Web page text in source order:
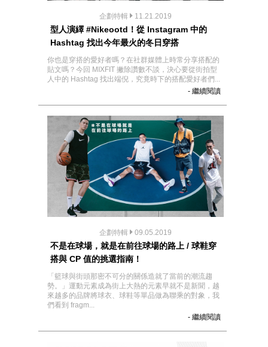
企劃特輯 11.21.2019
型人演繹 #Nikeootd！從 Instagram 中的
Hashtag 找出今年最火的冬日穿搭
你也是穿搭的愛好者嗎？在社群媒體上時常分享搭配的
貼文嗎？今回 MIXFIT 撇除讚數不談，決心要從街拍型
人中的 Hashtag 找出端倪，究竟時下的搭配愛好者們...
- 繼續閱讀
企劃特輯 09.05.2019
不是在球場，就是在前往球場的路上 / 球鞋穿
搭與 CP 值的挑選指南！
「籃球與街頭那密不可分的關係造就了當前的潮流趨
勢。」運動元素成為街上大熱的元素早就不是新聞，越
來越多的品牌將球衣、球鞋等單品做為聯乘的對象，我
們看到 fragm...
- 繼續閱讀